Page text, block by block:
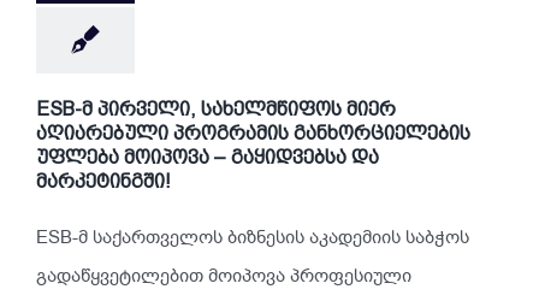
ESB-მ პირველი, სახელმწიფოს მიერ
აღიარებული პროგრამის განხორციელების
უფლება მოიპოვა – გაყიდვებსა და
მარკეტინგში!
ESB-მ საქართველოს ბიზნესის აკადემიის საბჭოს
გადაწყვეტილებით მოიპოვა პროფესიული